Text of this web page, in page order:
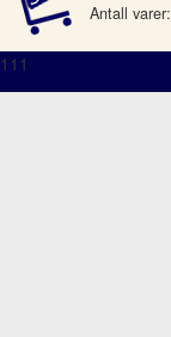
Antall varer:
111